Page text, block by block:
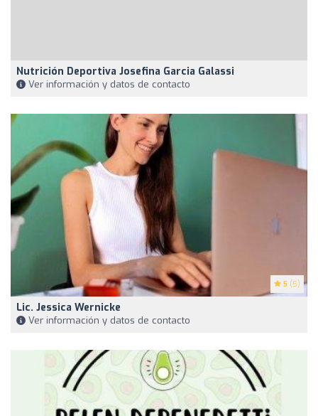
Nutrición Deportiva Josefina Garcia Galassi
Ver información y datos de contacto
5 (5)
Lic. Jessica Wernicke
Ver información y datos de contacto